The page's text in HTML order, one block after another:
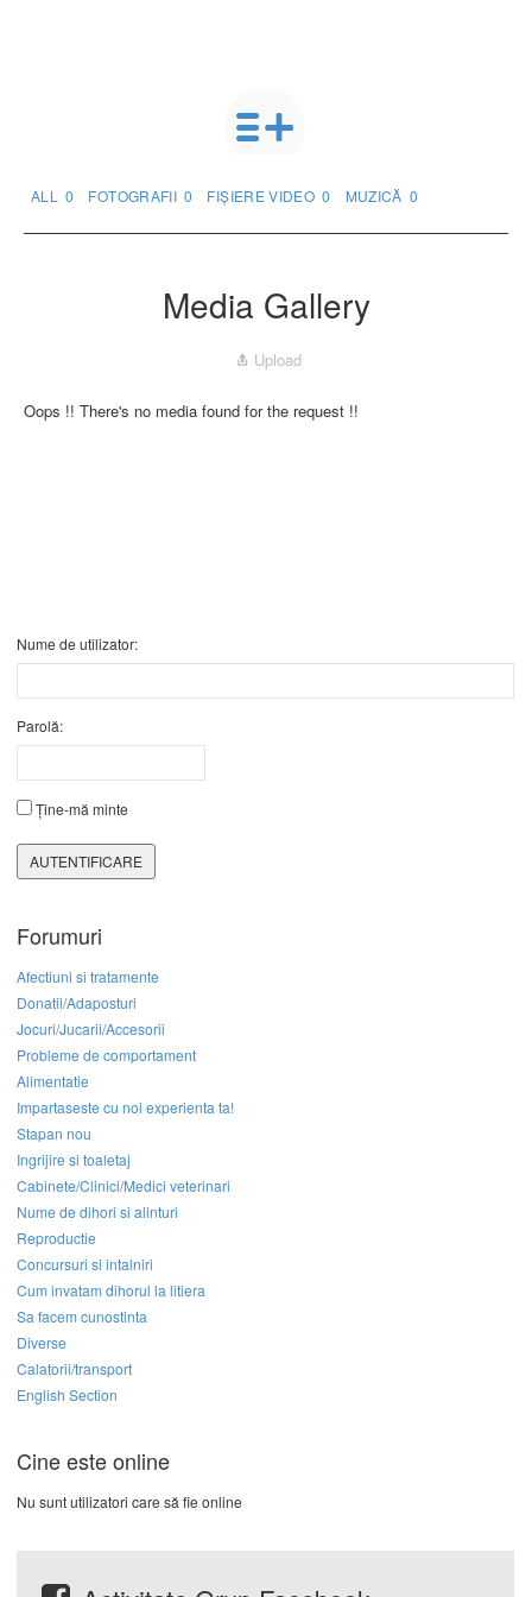
ALL 0 FOTOGRAFII 0 FIȘIERE VIDEO 0 MUZICĂ 0
Media Gallery
Upload
Oops !! There's no media found for the request !!
Nume de utilizator:
Parolă:
Ține-mă minte
AUTENTIFICARE
Forumuri
Afectiuni si tratamente
Donatii/Adaposturi
Jocuri/Jucarii/Accesorii
Probleme de comportament
Alimentatie
Impartaseste cu noi experienta ta!
Stapan nou
Ingrijire si toaletaj
Cabinete/Clinici/Medici veterinari
Nume de dihori si alinturi
Reproductie
Concursuri si intalniri
Cum invatam dihorul la litiera
Sa facem cunostinta
Diverse
Calatorii/transport
English Section
Cine este online
Nu sunt utilizatori care să fie online